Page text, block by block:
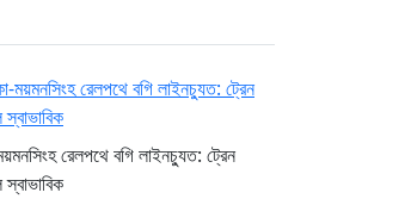
রেলপথে বগি লাইনচ্যুত: ট্রেন